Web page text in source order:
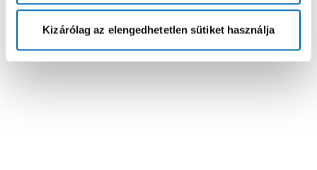
Kizárólag az elengedhetetlen sütiket használja